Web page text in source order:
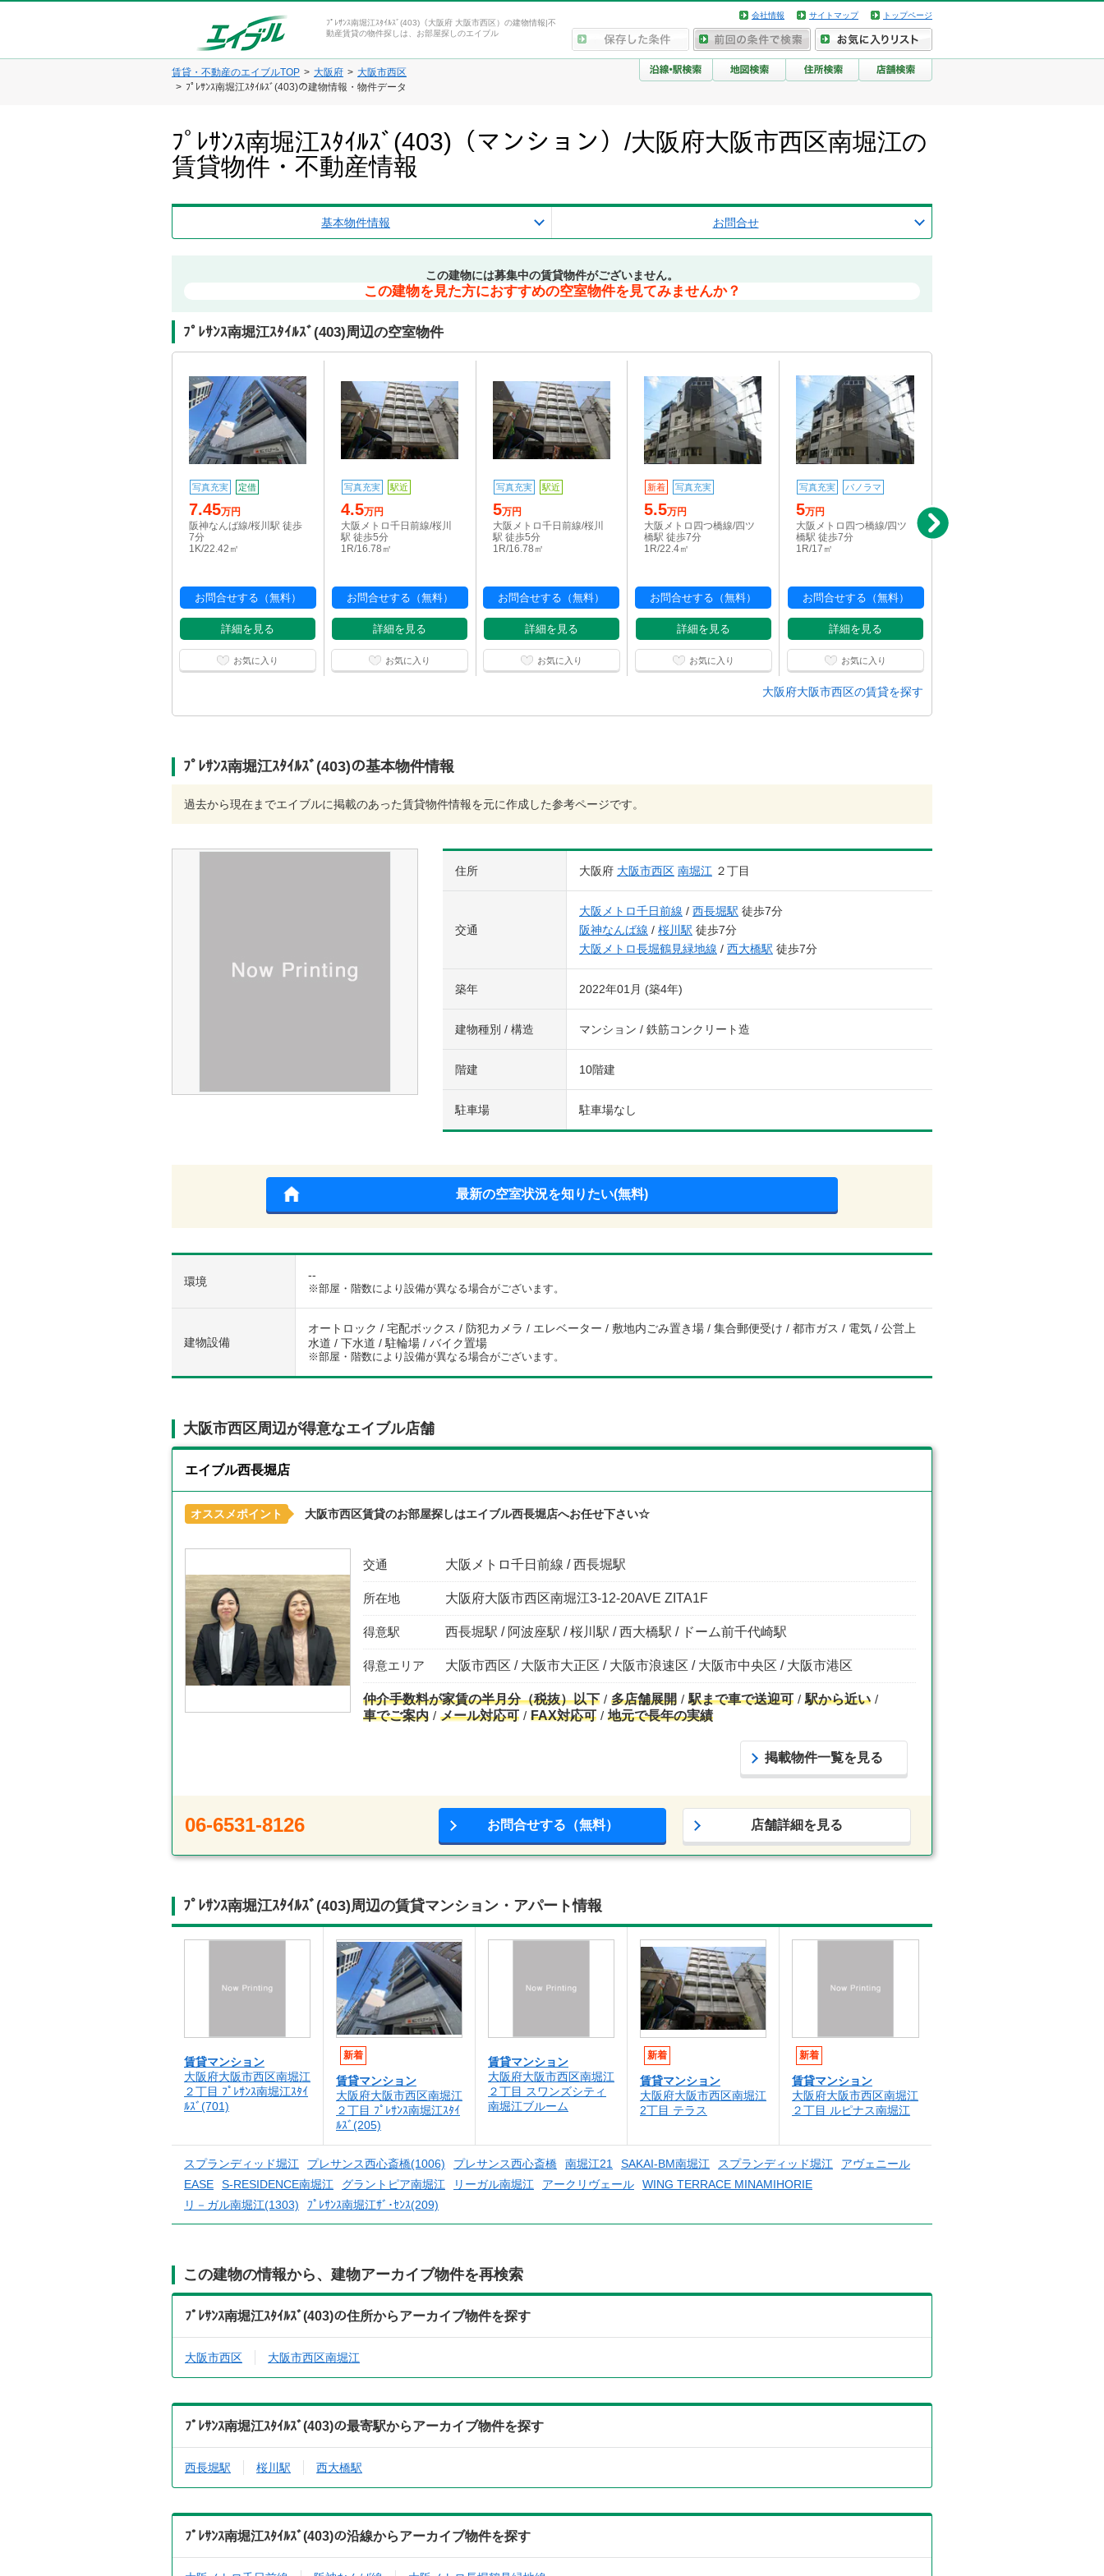
ﾌﾟﾚｻﾝｽ南堀江ｽﾀｲﾙｽﾞ(403)（大阪府 大阪市西区）の建物情報|不
動産賃貸の物件探しは、お部屋探しのエイブル
会社情報 サイトマップ トップページ
賃貸・不動産のエイブルTOP 大阪府
大阪市西区
ﾌﾟﾚｻﾝｽ南堀江ｽﾀｲﾙｽﾞ(403)の建物情報・物件データ
ﾌﾟﾚｻﾝｽ南堀江ｽﾀｲﾙｽﾞ(403)（マンション）/大阪府大阪市西区南堀江の
賃貸物件・不動産情報
基本物件情報 お問合せ
この建物には募集中の賃貸物件がございません。
この建物を見た方におすすめの空室物件を見てみませんか？
ﾌﾟﾚｻﾝｽ南堀江ｽﾀｲﾙｽﾞ(403)周辺の空室物件
写真充実 定借
7.45万円
阪神なんば線/桜川駅 徒歩
7分
1K/22.42㎡
お問合せする（無料）
詳細を見る
お気に入り
写真充実 駅近
4.5万円
大阪メトロ千日前線/桜川
駅 徒歩5分
1R/16.78㎡
お問合せする（無料）
詳細を見る
お気に入り
写真充実 駅近
5万円
大阪メトロ千日前線/桜川
駅 徒歩5分
1R/16.78㎡
お問合せする（無料）
詳細を見る
お気に入り
新着 写真充実
5.5万円
大阪メトロ四つ橋線/四ツ
橋駅 徒歩7分
1R/22.4㎡
お問合せする（無料）
詳細を見る
お気に入り
写真充実 パノラマ
5万円
大阪メトロ四つ橋線/四ツ
橋駅 徒歩7分
1R/17㎡
お問合せする（無料）
詳細を見る
お気に入り
大阪メトロ長堀鶴見緑地
大阪府大阪市西区の賃貸を探す
ﾌﾟﾚｻﾝｽ南堀江ｽﾀｲﾙｽﾞ(403)の基本物件情報
過去から現在までエイブルに掲載のあった賃貸物件情報を元に作成した参考ページです。
住所 大阪府 大阪市西区 南堀江 ２丁目
交通
大阪メトロ千日前線 / 西長堀駅 徒歩7分
阪神なんば線 / 桜川駅 徒歩7分
大阪メトロ長堀鶴見緑地線 / 西大橋駅 徒歩7分
築年 2022年01月 (築4年)
建物種別 / 構造 マンション / 鉄筋コンクリート造
階建 10階建
駐車場 駐車場なし
最新の空室状況を知りたい(無料)
環境 --
※部屋・階数により設備が異なる場合がございます。
建物設備
オートロック / 宅配ボックス / 防犯カメラ / エレベーター / 敷地内ごみ置き場 / 集合郵便受け / 都市ガス / 電気 / 公営上
水道 / 下水道 / 駐輪場 / バイク置場
※部屋・階数により設備が異なる場合がございます。
大阪市西区周辺が得意なエイブル店舗
エイブル西長堀店
オススメポイント 大阪市西区賃貸のお部屋探しはエイブル西長堀店へお任せ下さい☆
交通 大阪メトロ千日前線 / 西長堀駅
所在地 大阪府大阪市西区南堀江3-12-20AVE ZITA1F
得意駅 西長堀駅 / 阿波座駅 / 桜川駅 / 西大橋駅 / ドーム前千代崎駅
得意エリア 大阪市西区 / 大阪市大正区 / 大阪市浪速区 / 大阪市中央区 / 大阪市港区
仲介手数料が家賃の半月分（税抜）以下 多店舗展開 駅まで車で送迎可
駅から近い
車でご案内
メール対応可 FAX対応可 地元で長年の実績
掲載物件一覧を見る
06-6531-8126 お問合せする（無料） 店舗詳細を見る
ﾌﾟﾚｻﾝｽ南堀江ｽﾀｲﾙｽﾞ(403)周辺の賃貸マンション・アパート情報
賃貸マンション
大阪府大阪市西区南堀江
２丁目 ﾌﾟﾚｻﾝｽ南堀江ｽﾀｲ
ﾙｽﾞ(701)
新着
賃貸マンション
大阪府大阪市西区南堀江
２丁目 ﾌﾟﾚｻﾝｽ南堀江ｽﾀｲ
ﾙｽﾞ(205)
賃貸マンション
大阪府大阪市西区南堀江
２丁目 スワンズシティ
南堀江ブルーム
新着
賃貸マンション
大阪府大阪市西区南堀江
2丁目 テラス
新着
賃貸マンション
大阪府大阪市西区南堀江
２丁目 ルピナス南堀江
スプランディッド堀江 プレサンス西心斎橋(1006) プレサンス西心斎橋 南堀江21 SAKAI-BM南堀江 スプランディッド堀江
アヴェニール
EASE
S-RESIDENCE南堀江 グラントピア南堀江 リーガル南堀江 アークリヴェール
WING TERRACE MINAMIHORIE
リ－ガル南堀江(1303)
ﾌﾟﾚｻﾝｽ南堀江ｻﾞ･ｾﾝｽ(209)
この建物の情報から、建物アーカイブ物件を再検索
ﾌﾟﾚｻﾝｽ南堀江ｽﾀｲﾙｽﾞ(403)の住所からアーカイブ物件を探す
大阪市西区 大阪市西区南堀江
ﾌﾟﾚｻﾝｽ南堀江ｽﾀｲﾙｽﾞ(403)の最寄駅からアーカイブ物件を探す
西長堀駅 桜川駅 西大橋駅
ﾌﾟﾚｻﾝｽ南堀江ｽﾀｲﾙｽﾞ(403)の沿線からアーカイブ物件を探す